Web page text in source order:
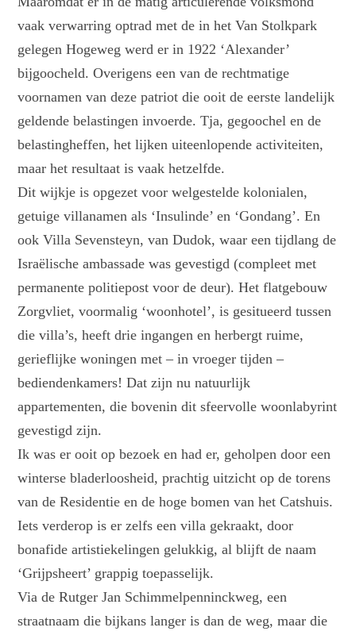
vaak verwarring optrad met de in het Van Stolkpark
gelegen Hogeweg werd er in 1922 ‘Alexander’
bijgoocheld. Overigens een van de rechtmatige
voornamen van deze patriot die ooit de eerste landelijk
geldende belastingen invoerde. Tja, gegoochel en de
belastingheffen, het lijken uiteenlopende activiteiten,
maar het resultaat is vaak hetzelfde.
Dit wijkje is opgezet voor welgestelde kolonialen,
getuige villanamen als ‘Insulinde’ en ‘Gondang’. En
ook Villa Sevensteyn, van Dudok, waar een tijdlang de
Israëlische ambassade was gevestigd (compleet met
permanente politiepost voor de deur). Het flatgebouw
Zorgvliet, voormalig ‘woonhotel’, is gesitueerd tussen
die villa’s, heeft drie ingangen en herbergt ruime,
gerieflijke woningen met – in vroeger tijden –
bediendenkamers! Dat zijn nu natuurlijk
appartementen, die bovenin dit sfeervolle woonlabyrint
gevestigd zijn.
Ik was er ooit op bezoek en had er, geholpen door een
winterse bladerloosheid, prachtig uitzicht op de torens
van de Residentie en de hoge bomen van het Catshuis.
Iets verderop is er zelfs een villa gekraakt, door
bonafide artistiekelingen gelukkig, al blijft de naam
‘Grijpsheert’ grappig toepasselijk.
Via de Rutger Jan Schimmelpenninckweg, een
straatnaam die bijkans langer is dan de weg, maar die